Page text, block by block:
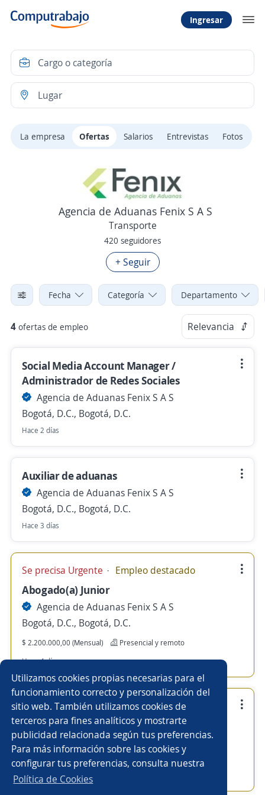
Utilizamos cookies propias necesarias para el
funcionamiento correcto y personalización del
sitio web. También utilizamos cookies de
terceros para fines analíticos y mostrarte
publicidad relacionada según tus preferencias.
Para más información sobre las cookies y
configurar tus preferencias, consulta nuestra
Política de Cookies
Ingresar
La empresa Ofertas Salarios Entrevistas Fotos
Agencia de Aduanas Fenix S A S
Transporte
420 seguidores
+ Seguir
Fecha Categoría Departamento
4 ofertas de empleo Relevancia
Social Media Account Manager /
Administrador de Redes Sociales
Agencia de Aduanas Fenix S A S
Bogotá, D.C., Bogotá, D.C.
Hace 2 días
Auxiliar de aduanas
Agencia de Aduanas Fenix S A S
Bogotá, D.C., Bogotá, D.C.
Hace 3 días
Se precisa Urgente Empleo destacado
Abogado(a) Junior
Agencia de Aduanas Fenix S A S
Bogotá, D.C., Bogotá, D.C.
$ 2.200.000,00 (Mensual)
Presencial y remoto
Hace 4 días
Se precisa Urgente Empleo destacado
Gestor Operativo Customer Service
Agencia de Aduanas Fenix S A S
Bogotá, D.C., Bogotá, D.C.
Hace 7 días